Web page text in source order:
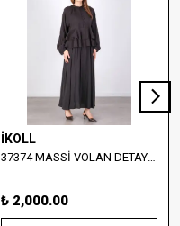
İKOLL
37374 MASSİ VOLAN DETAYLI BLUZ VE UZUN ETEK TAKIM
₺ 2,000.00